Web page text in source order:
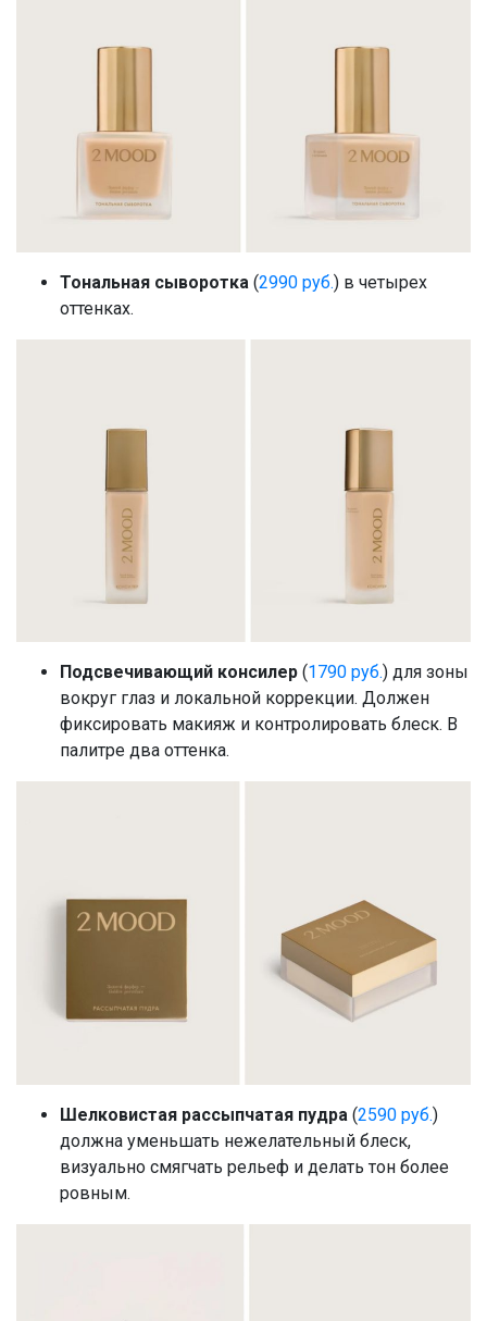
Тональная сыворотка (2990 руб.) в четырех
оттенках.
Подсвечивающий консилер (1790 руб.) для зоны
вокруг глаз и локальной коррекции. Должен
фиксировать макияж и контролировать блеск. В
палитре два оттенка.
Шелковистая рассыпчатая пудра (2590 руб.)
должна уменьшать нежелательный блеск,
визуально смягчать рельеф и делать тон более
ровным.